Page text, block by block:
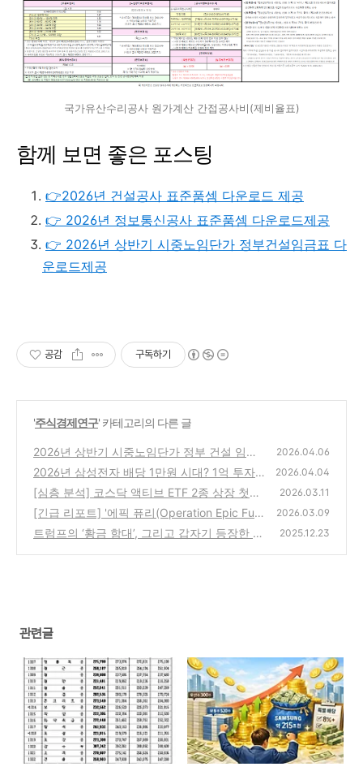
국가유산수리공사 원가계산 간접공사비(제비율표)
함께 보면 좋은 포스팅
👉2026년 건설공사 표준품셈 다운로드 제공
👉 2026년 정보통신공사 표준품셈 다운로드제공
👉 2026년 상반기 시중노임단가 정부건설임금표 다
운로드제공
공감 구독하기
'주식경제연구' 카테고리의 다른 글
2026년 상반기 시중노임단가 정부 건설 임금
표 다운로드
(1)
2026.04.06
2026년 삼성전자 배당 1만원 시대? 1억 투자
시 배당금 시나리오
(2)
2026.04.04
[심층 분석] 코스닥 액티브 ETF 2종 상장 첫날
성적표 분석: 삼성 KoAct vs 타임폴리오 TIME
(2)
2026.03.11
[긴급 리포트] '에픽 퓨리(Operation Epic Fur
y)' 발발과 K-반도체의 운명: 삼성전자 16만 원
2026.03.09
트럼프의 ‘황금 함대’, 그리고 갑자기 등장한 한
2025.12.23
관련글